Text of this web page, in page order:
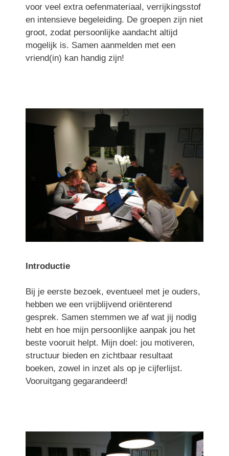
voor veel extra oefenmateriaal, verrijkingsstof
en intensieve begeleiding. De groepen zijn niet
groot, zodat persoonlijke aandacht altijd
mogelijk is. Samen aanmelden met een
vriend(in) kan handig zijn!
Introductie
Bij je eerste bezoek, eventueel met je ouders,
hebben we een vrijblijvend oriënterend
gesprek. Samen stemmen we af wat jij nodig
hebt en hoe mijn persoonlijke aanpak jou het
beste vooruit helpt. Mijn doel: jou motiveren,
structuur bieden en zichtbaar resultaat
boeken, zowel in inzet als op je cijferlijst.
Vooruitgang gegarandeerd!